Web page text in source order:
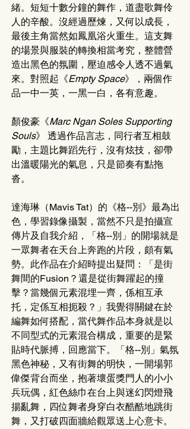
緒。短短十數分鐘的舞作，道盡歌舞伶
人的辛酸。沒經過歷煉，又何以成長，
最後主角當然如鳳凰浴火重生。這支舞
的場景與服裝的轉換相當考究，整體營
造出黑色的氛圍，壓迫感令人透不過氣
來。對照起 《Empty Space》
，兩個作
品一中一英，一黑一白，各有意趣。
顏俊豪 《Marc Ngan Soles Supporting
Souls》
透過作品言志，同行者互相鼓
勵，主題比舞蹈先行，沒有炫技，卻帶
出溫暖陽光的氣息，只是節奏有點拖
沓。
達海琳 （Mavis Tat）的 《格--別 》 最為出
色，學習錄像攝製，當然不只是拍攝宣
傳片及自我介紹，「格--別」的開場就是
一眾舞者在天台上奔跑的片段，頗有氣
勢。此作品在介紹時提出疑問：「是街
舞間的Fusion？還是從街舞躍起的撞
擊？當幾個元素混埋一齊，係相互承
托，定係互相扼殺？」我覺得關鍵在於
編舞如何搭配，當代舞作品本身就是以
不同型式的元素混合構成，重要的是緊
貼時代脈搏，回應當下。「格--別」氣氛
黑色神秘，又有街舞的明快，一開場郭
偉傑背台而坐，抱著壞蛋獎門人的小小
兵玩偶，紅色絲巾在台上與迷幻閃燈飛
揚亂舞，四位舞者身穿白衣酷酷地跳街
舞，又打破四面牆給觀眾送上心意卡。